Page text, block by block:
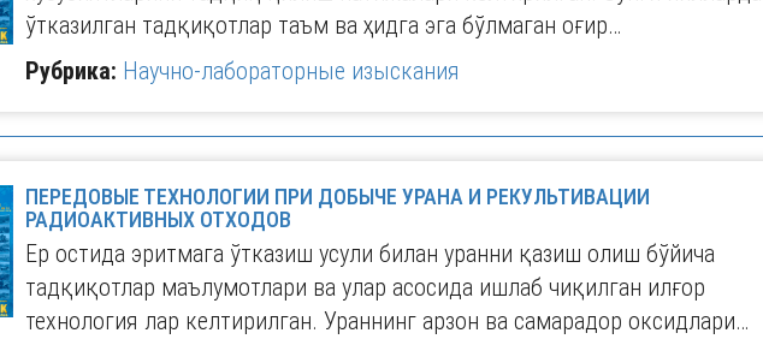
ўтказилган тадқиқотлар таъм ва ҳидга эга бўлмаган оғир…
Рубрика: Научно-лабораторные изыскания
ПЕРЕДОВЫЕ ТЕХНОЛОГИИ ПРИ ДОБЫЧЕ УРАНА И РЕКУЛЬТИВАЦИИ
РАДИОАКТИВНЫХ ОТХОДОВ
Ер остида эритмага ўтказиш усули билан уранни қазиш олиш бўйича
тадқиқотлар маълумотлари ва улар асосида ишлаб чиқилган илғор
технология лар келтирилган. Ураннинг арзон ва самарадор оксидлари…